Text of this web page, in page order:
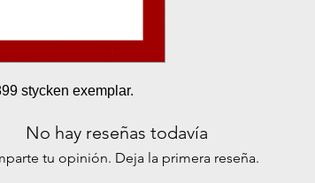
stycken exemplar.
No hay reseñas todavía
tu opinión. Deja la primera reseña.